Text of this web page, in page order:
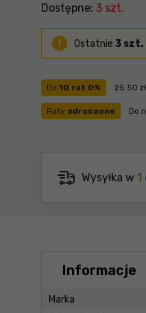
Do 10 rat 0% 25.50
Raty odroczone Do
Dostępne: 3 szt.
Ostatnie 3 szt.
Wysyłka w 1
Informacje
Marka